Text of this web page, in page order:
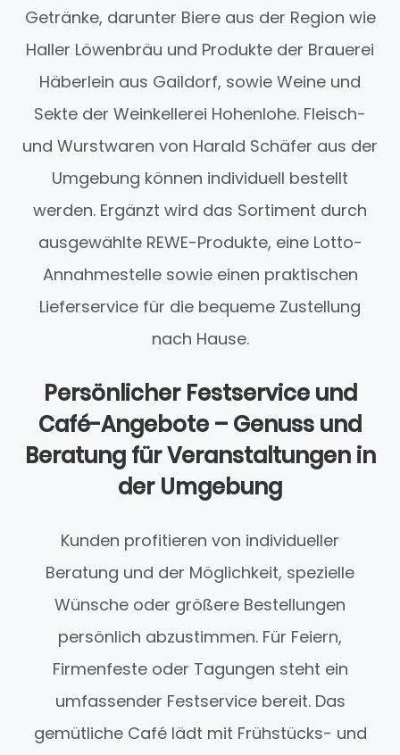
Getränke, darunter Biere aus der Region wie
Haller Löwenbräu und Produkte der Brauerei
Häberlein aus Gaildorf, sowie Weine und
Sekte der Weinkellerei Hohenlohe. Fleisch-
und Wurstwaren von Harald Schäfer aus der
Umgebung können individuell bestellt
werden. Ergänzt wird das Sortiment durch
ausgewählte REWE-Produkte, eine Lotto-
Annahmestelle sowie einen praktischen
Lieferservice für die bequeme Zustellung
nach Hause.
Persönlicher Festservice und
Café-Angebote – Genuss und
Beratung für Veranstaltungen in
der Umgebung
Kunden profitieren von individueller
Beratung und der Möglichkeit, spezielle
Wünsche oder größere Bestellungen
persönlich abzustimmen. Für Feiern,
Firmenfeste oder Tagungen steht ein
umfassender Festservice bereit. Das
gemütliche Café lädt mit Frühstücks- und